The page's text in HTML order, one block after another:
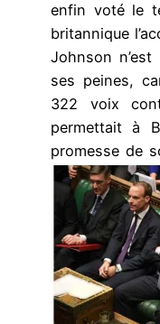
enfin voté le
britannique
Johnson
ses peines,
322 voix
permettait à
promesse de